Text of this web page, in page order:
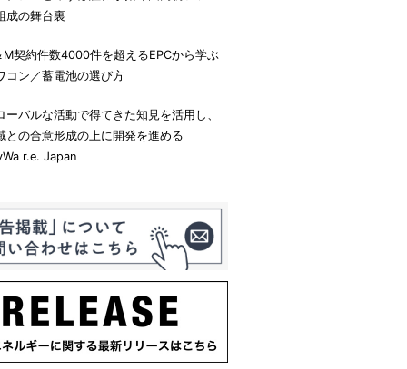
成の舞台裏
M契約件数4000件を超えるEPCから学ぶ
コン／蓄電池の選び方
ーバルな活動で得てきた知見を活用し、
との合意形成の上に開発を進める
r.e. Japan